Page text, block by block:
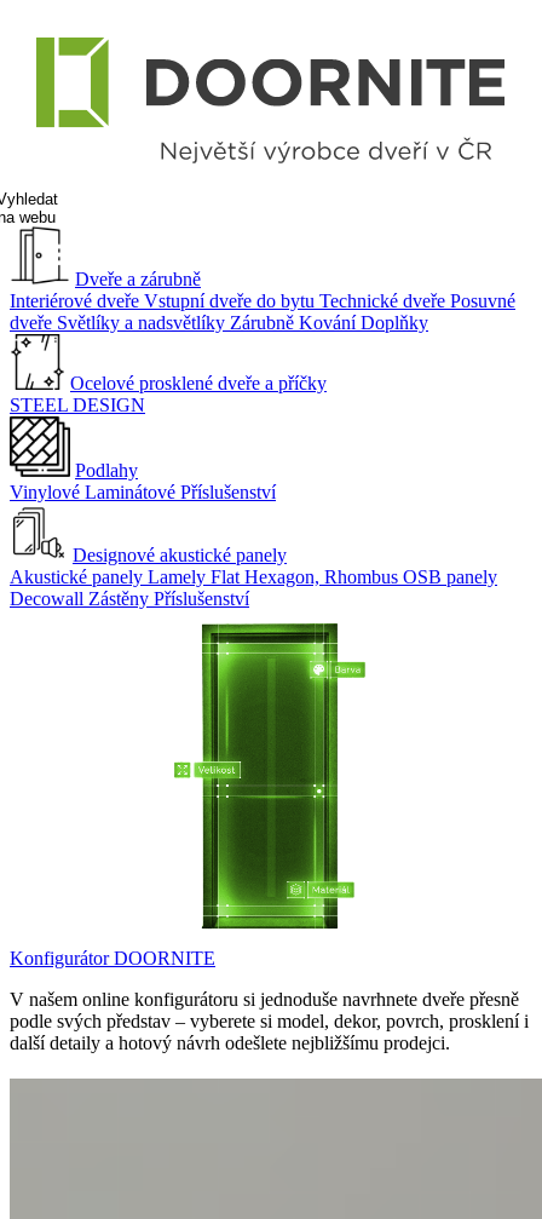
webu
Dveře a zárubně
Interiérové dveře Vstupní dveře do bytu Technické dveře Posuvné
dveře Světlíky a nadsvětlíky Zárubně KováníDoplňky
Ocelové prosklené dveře a příčky
STEEL DESIGN
Podlahy
Vinylové Laminátové Příslušenství
Designové akustické panely
Akustické panely Lamely Flat Hexagon, Rhombus OSB panely
Decowall Zástěny Příslušenství
Konfigurátor DOORNITE
V našem online konfigurátoru si jednoduše navrhnete dveře přesně
podle svých představ – vyberete si model, dekor, povrch, prosklení i
další detaily a hotový návrh odešlete nejbližšímu prodejci.